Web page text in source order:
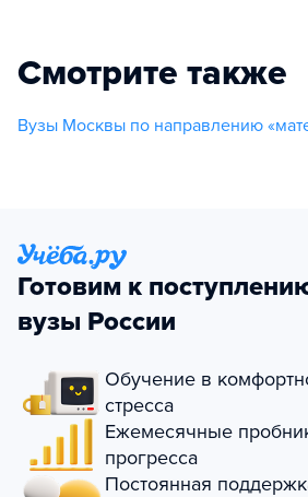
Смотрите также
Вузы Москвы по направлению
Готовим к
вузы России
Обучение в
стресса
Ежемесячные
прогресса
Постоянная